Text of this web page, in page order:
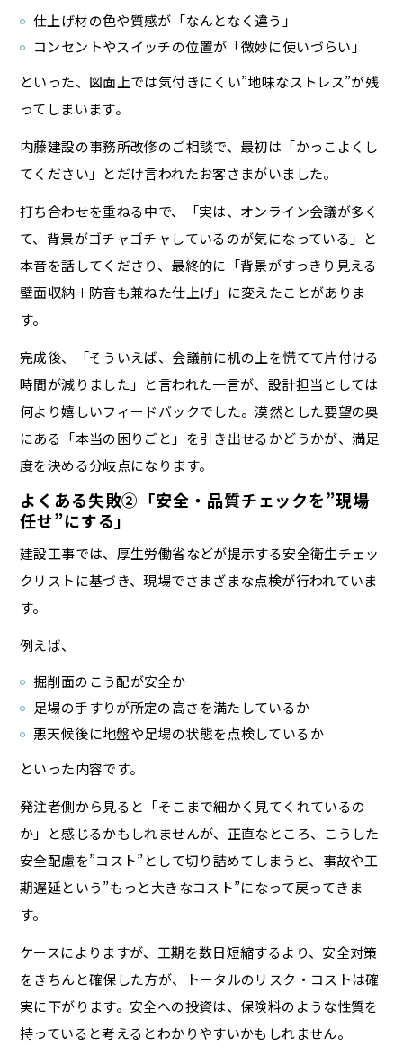
仕上げ材の色や質感が「なんとなく違う」
コンセントやスイッチの位置が「微妙に使いづらい」
といった、図面上では気付きにくい”地味なストレス”が残
ってしまいます。
内藤建設の事務所改修のご相談で、最初は「かっこよくし
てください」とだけ言われたお客さまがいました。
打ち合わせを重ねる中で、「実は、オンライン会議が多く
て、背景がゴチャゴチャしているのが気になっている」と
本音を話してくださり、最終的に「背景がすっきり見える
壁面収納＋防音も兼ねた仕上げ」に変えたことがありま
す。
完成後、「そういえば、会議前に机の上を慌てて片付ける
時間が減りました」と言われた一言が、設計担当としては
何より嬉しいフィードバックでした。漠然とした要望の奥
にある「本当の困りごと」を引き出せるかどうかが、満足
度を決める分岐点になります。
よくある失敗②「安全・品質チェックを”現場
任せ”にする」
建設工事では、厚生労働省などが提示する安全衛生チェッ
クリストに基づき、現場でさまざまな点検が行われていま
す。
例えば、
掘削面のこう配が安全か
足場の手すりが所定の高さを満たしているか
悪天候後に地盤や足場の状態を点検しているか
といった内容です。
発注者側から見ると「そこまで細かく見てくれているの
か」と感じるかもしれませんが、正直なところ、こうした
安全配慮を”コスト”として切り詰めてしまうと、事故や工
期遅延という”もっと大きなコスト”になって戻ってきま
す。
ケースによりますが、工期を数日短縮するより、安全対策
をきちんと確保した方が、トータルのリスク・コストは確
実に下がります。安全への投資は、保険料のような性質を
持っていると考えるとわかりやすいかもしれません。